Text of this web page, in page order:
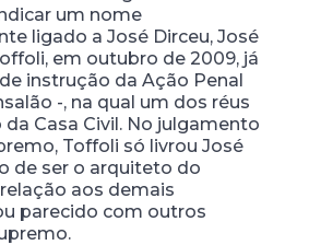
um nome
ligado a José Dirceu, José
em outubro de 2009, já
instrução da Ação Penal
-, na qual um dos réus
Casa Civil. No julgamento
Toffoli só livrou José
de ser o arquiteto do
aos demais
parecido com outros